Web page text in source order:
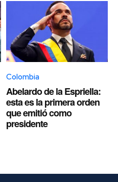
Colombia
Abelardo de la Espriella:
esta es la primera orden
que emitió como
presidente